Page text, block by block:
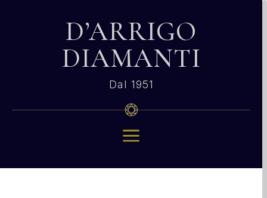
D’ARRIGO
DIAMANTI
Dal 1951
a